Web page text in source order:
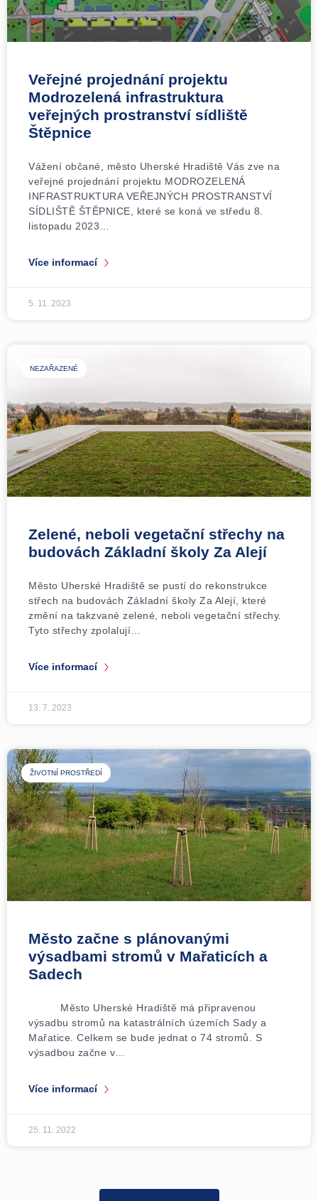
Veřejné projednání projektu
Modrozelená infrastruktura
veřejných prostranství sídliště
Štěpnice
Vážení občané, město Uherské Hradiště Vás zve na
veřejné projednání projektu MODROZELENÁ
INFRASTRUKTURA VEŘEJNÝCH PROSTRANSTVÍ
SÍDLIŠTĚ ŠTĚPNICE, které se koná ve středu 8.
listopadu 2023…
Více informací
5. 11. 2023
NEZAŘAZENÉ
Zelené, neboli vegetační střechy na
budovách Základní školy Za Alejí
Město Uherské Hradiště se pustí do rekonstrukce
střech na budovách Základní školy Za Alejí, které
změní na takzvané zelené, neboli vegetační střechy.
Tyto střechy zpolalují…
Více informací
13. 7. 2023
ŽIVOTNÍ PROSTŘEDÍ
Město začne s plánovanými
výsadbami stromů v Mařaticích a
Sadech
Město Uherské Hradiště má připravenou
výsadbu stromů na katastrálních územích Sady a
Mařatice. Celkem se bude jednat o 74 stromů. S
výsadbou začne v…
Více informací
25. 11. 2022